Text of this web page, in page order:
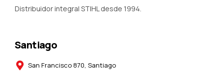
Distribuidor integral STIHL desde 1994.
Santiago
San Francisco 870, Santiago